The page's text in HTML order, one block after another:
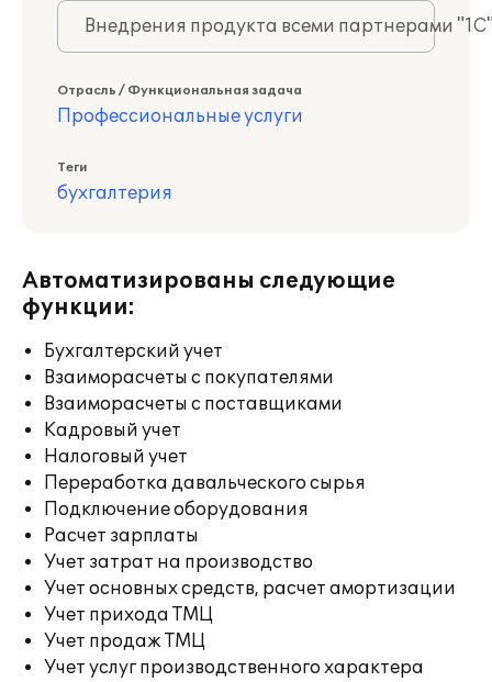
Внедрения продукта всеми партнерами
Отрасль / Функциональная задача
Профессиональные услуги
Теги
бухгалтерия
Автоматизированы следующие
функции:
Бухгалтерский учет
Взаиморасчеты с покупателями
Взаиморасчеты с поставщиками
Кадровый учет
Налоговый учет
Переработка давальческого сырья
Подключение оборудования
Расчет зарплаты
Учет затрат на производство
Учет основных средств, расчет амортизации
Учет прихода ТМЦ
Учет продаж ТМЦ
Учет услуг производственного характера